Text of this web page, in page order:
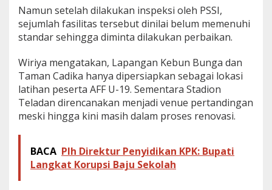
Namun setelah dilakukan inspeksi oleh PSSI,
sejumlah fasilitas tersebut dinilai belum memenuhi
standar sehingga diminta dilakukan perbaikan.
Wiriya mengatakan, Lapangan Kebun Bunga dan
Taman Cadika hanya dipersiapkan sebagai lokasi
latihan peserta AFF U-19. Sementara Stadion
Teladan direncanakan menjadi venue pertandingan
meski hingga kini masih dalam proses renovasi.
BACA Plh Direktur Penyidikan KPK: Bupati
Langkat Korupsi Baju Sekolah